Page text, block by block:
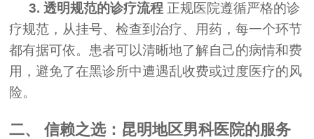
3. 透明规范的诊疗流程 正规医院遵循严格的诊
疗规范，从挂号、检查到治疗、用药，每一个环节
都有据可依。患者可以清晰地了解自己的病情和费
用，避免了在黑诊所中遭遇乱收费或过度医疗的风
险。
二、 信赖之选：昆明地区男科医院的服务